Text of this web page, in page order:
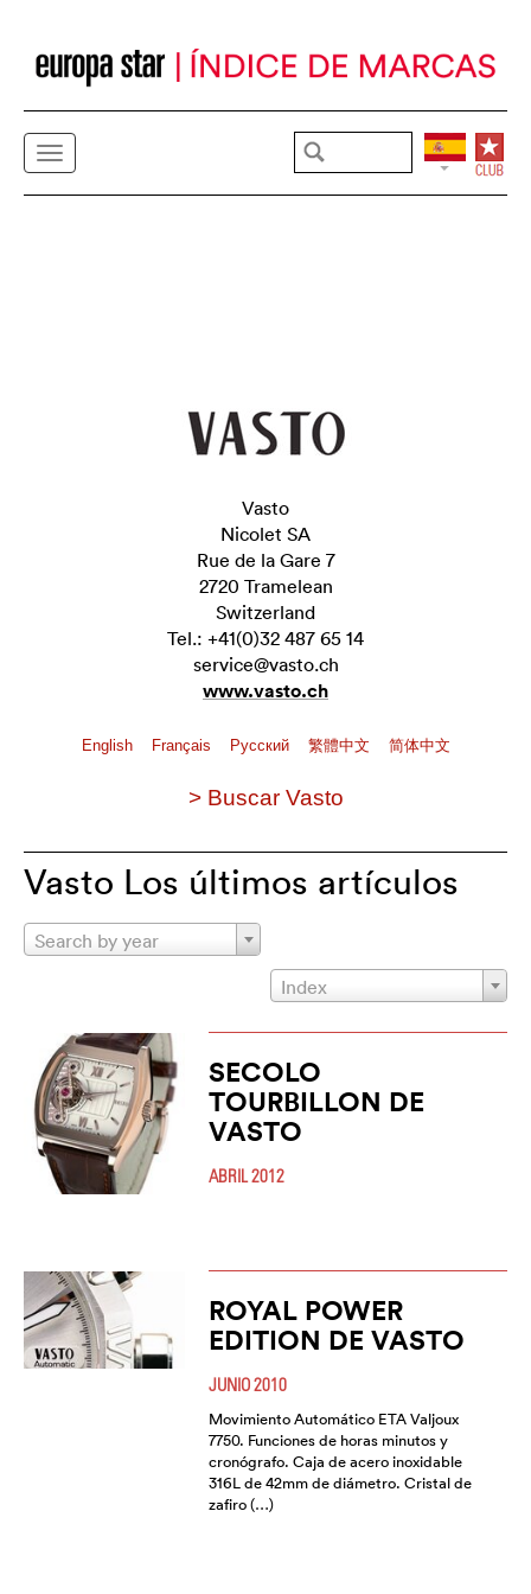
Vasto
Nicolet SA
Rue de la Gare 7
2720 Tramelean
Switzerland
Tel.: +41(0)32 487 65 14
service@vasto.ch
www.vasto.ch
English Français Pусский 繁體中文 简体中文
> Buscar Vasto
Vasto Los últimos artículos
Search by year
Index
SECOLO
TOURBILLON DE
VASTO
ABRIL 2012
ROYAL POWER
EDITION DE VASTO
JUNIO 2010
Movimiento Automático ETA Valjoux
7750. Funciones de horas minutos y
cronógrafo. Caja de acero inoxidable
316L de 42mm de diámetro. Cristal de
zafiro (…)